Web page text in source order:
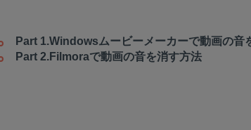
Part 1.Windowsムービーメーカーで動画の音
Part 2.Filmoraで動画の音を消す方法